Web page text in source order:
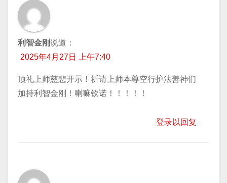
利智金刚说道：
2025年4月27日 上午7:40
顶礼上师慈悲开示！祈请上师本尊空行护法善神们
加持利智金刚！喇嘛钦诺！！！！！
登录以回复